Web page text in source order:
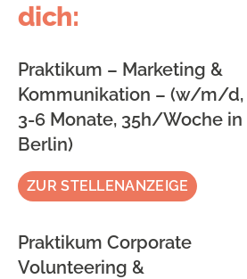
dich:
Praktikum – Marketing &
Kommunikation – (w/m/d,
3-6 Monate, 35h/Woche in
Berlin)
ZUR STELLENANZEIGE
Praktikum Corporate
Volunteering &